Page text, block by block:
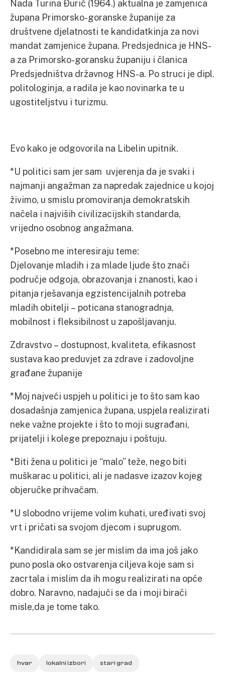
Nada Turina Đurić (1964.) aktualna je zamjenica
župana Primorsko-goranske županije za
društvene djelatnosti te kandidatkinja za novi
mandat zamjenice župana. Predsjednica je HNS-
a za Primorsko-goransku županiju i članica
Predsjedništva državnog HNS-a. Po struci je dipl.
politologinja, a radila je kao novinarka te u
ugostiteljstvu i turizmu.
Evo kako je odgovorila na Libelin upitnik.
*U politici sam jer sam uvjerenja da je svaki i
najmanji angažman za napredak zajednice u kojoj
živimo, u smislu promoviranja demokratskih
načela i najviših civilizacijskih standarda,
vrijedno osobnog angažmana.
*Posebno me interesiraju teme:
Djelovanje mladih i za mlade ljude što znači
područje odgoja, obrazovanja i znanosti, kao i
pitanja rješavanja egzistencijalnih potreba
mladih obitelji – poticana stanogradnja,
mobilnost i fleksibilnost u zapošljavanju.
Zdravstvo – dostupnost, kvaliteta, efikasnost
sustava kao preduvjet za zdrave i zadovoljne
građane županije
*Moj najveći uspjeh u politici je to što sam kao
dosadašnja zamjenica župana, uspjela realizirati
neke važne projekte i što to moji sugrađani,
prijatelji i kolege prepoznaju i poštuju.
*Biti žena u politici je “malo” teže, nego biti
muškarac u politici, ali je nadasve izazov kojeg
objeručke prihvaćam.
*U slobodno vrijeme volim kuhati, uređivati svoj
vrt i pričati sa svojom djecom i suprugom.
*Kandidirala sam se jer mislim da ima još jako
puno posla oko ostvarenja ciljeva koje sam si
zacrtala i mislim da ih mogu realizirati na opće
dobro. Naravno, nadajući se da i moji birači
misle,da je tome tako.
hvar lokalni izbori stari grad